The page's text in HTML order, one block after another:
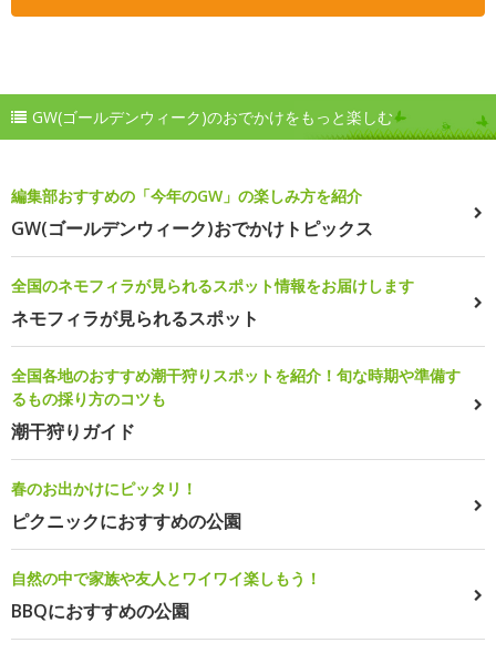
GW(ゴールデンウィーク)のおでかけをもっと楽しむ
編集部おすすめの「今年のGW」の楽しみ方を紹介
GW(ゴールデンウィーク)おでかけトピックス
全国のネモフィラが見られるスポット情報をお届けします
ネモフィラが見られるスポット
全国各地のおすすめ潮干狩りスポットを紹介！旬な時期や準備す
るもの採り方のコツも
潮干狩りガイド
春のお出かけにピッタリ！
ピクニックにおすすめの公園
自然の中で家族や友人とワイワイ楽しもう！
BBQにおすすめの公園